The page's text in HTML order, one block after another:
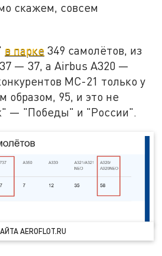
скажем, совсем
в парке 349 самолётов, из
— 37, а Airbus A320 —
МС-21 только у
образом, 95, и это не
— "Победы" и "России".
AEROFLOT.RU